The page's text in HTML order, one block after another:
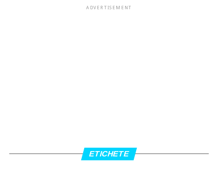
ADVERTISEMENT
ETICHETE